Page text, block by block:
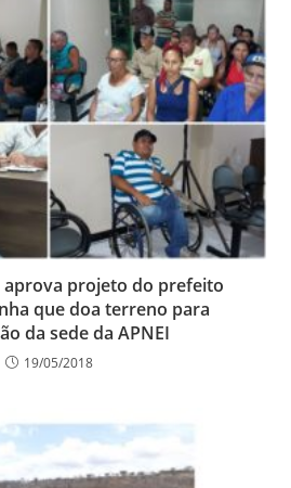
aprova projeto do prefeito
que doa terreno para
da sede da APNEI
19/05/2018